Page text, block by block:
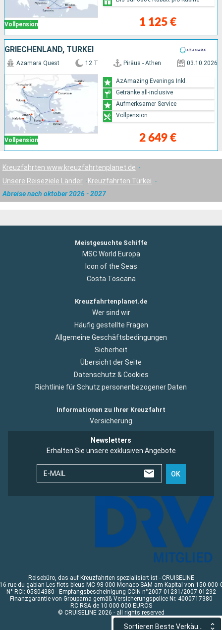
Vollpension 1 125 €
GRIECHENLAND, TÜRKEI
Vollpension
Azamara Quest 12 T Piräus - Athen 03.10.2026
2 649 €
AzAmazing Evenings Inkl.
Getränke all-inclusive
Aufmerksamer Service
Vollpension
Kreuzfahrten www.kreuzfahrtenplanet.de
Unsere Reiseziele Länder
Kreuzfahrten Türkei
Abreise nach oktober 2026 - 2027
Meistgesuchte Schiffe
MSC World Europa
Icon of the Seas
Costa Toscana
Kreuzfahrtenplanet.de
Wer sind wir
Häufig gestellte Fragen
Allgemeine Geschäftsbedingungen
Sicherheit
Übersicht der Seite
Datenschutz & Cookies
Richtlinie für Schutz personenbezogener Daten
Informationen zu Ihrer Kreuzfahrt
Versicherung
Newsletters
Erhalten Sie unsere exklusiven Angebote
E-MAIL OK
Reisebüro, das auf Kreuzfahrten spezialisiert ist - CRUISELINE
rue du gabian Les flots bleus MC 98 000 Monaco SAM am Kapital von 150 000
N° RCI: 05S04380 - Empfangsbescheinigung CCIN n°2007-01231/2007-01232
Finanzgarantie von Groupama gemäß Versicherungspolice Nr. 4000717380
RC RSA de 10 000 000 EUROS
© CRUISELINE 2026 - all rights reserved